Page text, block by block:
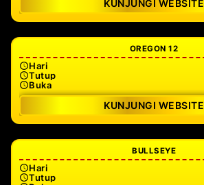
KUNJUNGI WEBSITE
OREGON 12
Hari
Tutup
Buka
KUNJUNGI WEBSITE
BULLSEYE
Hari
Tutup